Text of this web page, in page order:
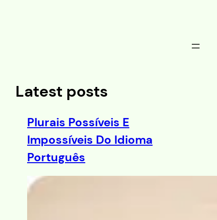
Latest posts
Plurais Possíveis E
Impossíveis Do Idioma
Português